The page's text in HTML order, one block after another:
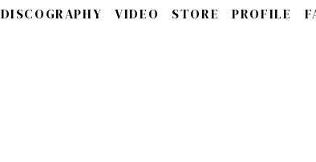
DISCOGRAPHY VIDEO STORE PROFILE